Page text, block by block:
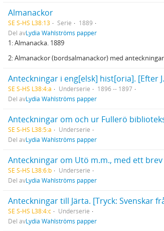
Almanackor
SE S-HS L38:13 Serie
1889
Del avLydia Wahlströms papper
1: Almanacka. 1889
2: Almanackor (bordsalmanackor) med
SE S-HS L38:4:a Underserie
1896 -- 1897
Del avLydia Wahlströms papper
Anteckningar om och ur Fullerö
SE S-HS L38:5:a
Underserie
Del avLydia Wahlströms papper
SE S-HS L38:6:b
Underserie
Del avLydia Wahlströms papper
Anteckningar till Järta. [Tryck: Svenskar
SE S-HS L38:4:c
Underserie
Del avLydia Wahlströms papper